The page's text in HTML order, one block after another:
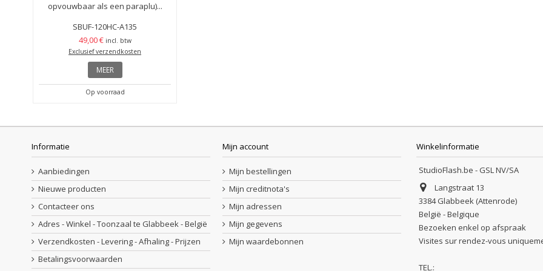
opvouwbaar als een paraplu)...
SBUF-120HC-A135
49,00 € incl. btw
Exclusief verzendkosten
MEER
Op voorraad
Informatie
Aanbiedingen
Nieuwe producten
Contacteer ons
Adres - Winkel - Toonzaal te Glabbeek - België
Verzendkosten - Levering - Afhaling - Prijzen
Betalingsvoorwaarden
Mijn account
Mijn bestellingen
Mijn creditnota's
Mijn adressen
Mijn gegevens
Mijn waardebonnen
Winkelinformatie
StudioFlash.be - GSL NV/SA
Langstraat 13
3384 Glabbeek (Attenrode)
België - Belgique
Bezoeken enkel op afspraak
Visites sur rendez-vous
TEL.: